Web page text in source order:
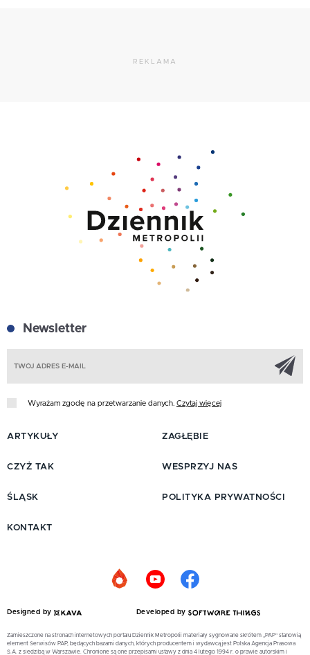
REKLAMA
Newsletter
Wyrażam zgodę na przetwarzanie danych. Czytaj więcej
ARTYKUŁY
CZYŻ TAK
ŚLĄSK
ZAGŁĘBIE
WESPRZYJ NAS
POLITYKA PRYWATNOŚCI
KONTAKT
Designed by Developed by
Zamieszczone na stronach internetowych portalu Dziennik Metropolii materiały sygnowane skrótem „PAP” stanowią
element Serwisów PAP, będących bazami danych, których producentem i wydawcą jest Polska Agencja Prasowa
S.A. z siedzibą w Warszawie. Chronione są one przepisami ustawy z dnia 4 lutego 1994 r. o prawie autorskim i